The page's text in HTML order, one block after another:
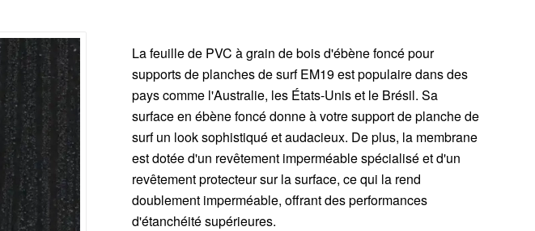
La feuille de PVC à grain de bois d'ébène foncé pour
supports de planches de surf EM19 est populaire dans des
pays comme l'Australie, les États-Unis et le Brésil. Sa
surface en ébène foncé donne à votre support de planche de
surf un look sophistiqué et audacieux. De plus, la membrane
est dotée d'un revêtement imperméable spécialisé et d'un
revêtement protecteur sur la surface, ce qui la rend
doublement imperméable, offrant des performances
d'étanchéité supérieures.